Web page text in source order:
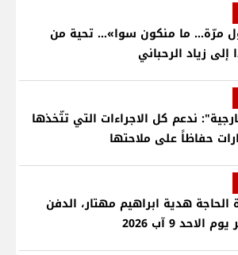
مرّة… ما منكون سوا»… تحية من
إلى زياد الرحباني
ندعم كل الاجراءات التي تتّخذها
حفاظاً على ملاحتها
الحاجة هدية ابراهيم مهتار، الدفن
الاحد 9 آب 2026